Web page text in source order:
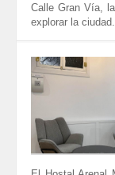
Calle Gran Vía,
explorar la ciudad.